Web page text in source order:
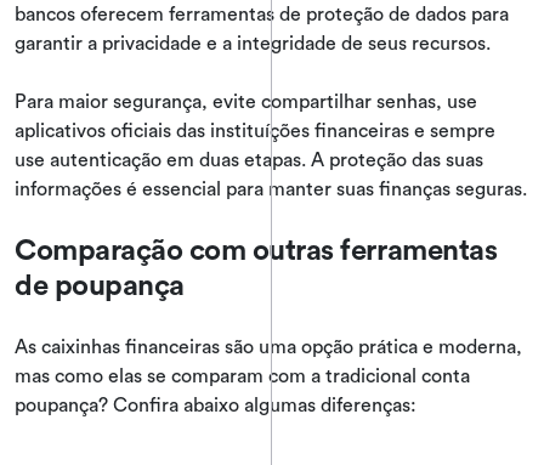
bancos oferecem ferramentas de proteção de dados para
garantir a privacidade e a integridade de seus recursos.
Para maior segurança, evite compartilhar senhas, use
aplicativos oficiais das instituíções financeiras e sempre
use autenticação em duas etapas. A proteção das suas
informações é essencial para manter suas finanças seguras.
Comparação com outras ferramentas
de poupança
As caixinhas financeiras são uma opção prática e moderna,
mas como elas se comparam com a tradicional conta
poupança? Confira abaixo algumas diferenças: